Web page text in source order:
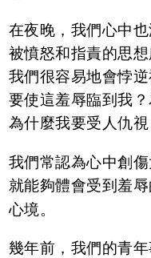
在夜晚，我們心中
被憤怒和指責的思
我們很容易地會悖
要使這羞辱臨到我
為什麼我要受人仇視
我們常認為心中創
就能夠體會受到羞
心境。
幾年前，我們的青